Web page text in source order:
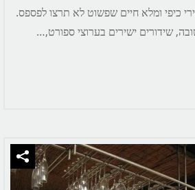
כיפי ומלא חיים שפשוט לא תרצו לפספס.
שידורים ישירים בערוצי ספורט,…